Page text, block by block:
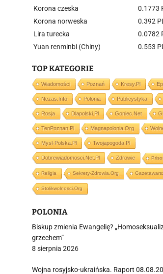
Korona czeska
0.1773
Korona norweska
0.392
Lira turecka
0.0782
Yuan renminbi (Chiny)
0.553
TOP KATEGORIE
Wiadomości Poznań Kresy.pl
Nczas.info Polonia Publicystyka
Rosja Dlapolski.pl Goniec.net
TenPoznan.pl Magnapolonia.org
Mysl-Polska.pl Twojapogoda.pl
Dobrewiadomosci.net.pl Zdrowie
Religia Sekrety-Zdrowia.org
Stolikwolnosci.org
POLONIA
Biskup zmienia Ewangelię?
grzechem”
8 sierpnia 2026
Wojna rosyjsko-ukraińska. Raport